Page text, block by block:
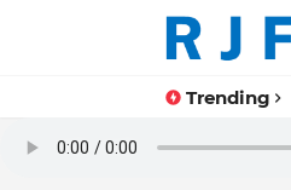
Trending